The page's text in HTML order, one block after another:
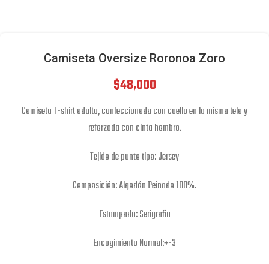
Camiseta Oversize Roronoa Zoro
$48,000
Camiseta T-shirt adulto, confeccionada con cuello en la misma tela y
reforzada con cinta hombro.
Tejido de punto tipo: Jersey
Composición: Algodón Peinado 100%.
Estampado: Serigrafia
Encogimiento Normal:+-3